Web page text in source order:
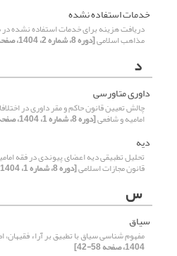
خدمات استفاده نشده
دریافت هزینه برای خدمات استفاده نشده در
مذاهب اسلامی[دوره 8، شماره 2، 1404، صفحه 19-1]
د
داوری متاورسی
چالش تعیین قانون حاکم و مقر داوری در
امامیه و شافعی[دوره 8، شماره 1، 1404، صفحه 126-111]
دیه
قانون مجازات اسلامی[دوره 8، شماره 1، 1404، صفحه 179-154]
س
سیاق
مفهوم شناسی سیاق با تطبیق بر آراء
1404، صفحه 58-42]